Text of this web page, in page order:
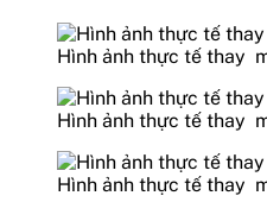
Hình ảnh thực tế thay
Hình ảnh thực tế thay
Hình ảnh thực tế thay